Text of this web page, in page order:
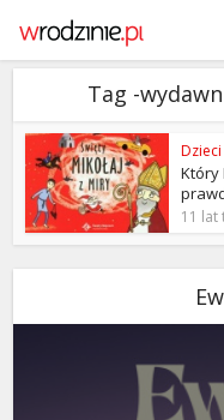
Tag -
Dzieci
Który
11 lat